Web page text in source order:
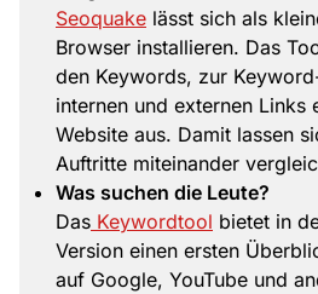
Seoquake lässt sich als
Browser installieren. Das
den Keywords, zur
internen und externen Links
Website aus. Damit lassen
Auftritte miteinander
Was suchen die Leute?
Das Keywordtool bietet in
Version einen ersten
auf Google, YouTube und